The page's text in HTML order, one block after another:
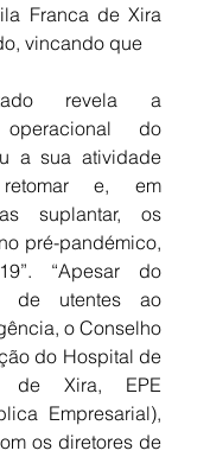
Franca de Xira
vincando que
revela a
do
a sua atividade
retomar e, em
suplantar, os
pré-pandémico,
“Apesar do
de utentes ao
o Conselho
do Hospital de
de Xira, EPE
Empresarial),
os diretores de